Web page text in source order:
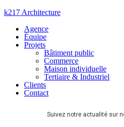
Aller
contenu
k217 Architecture
Agence
Équipe
Projets
Bâtiment public
Commerce
Maison individuelle
Tertiaire & Industriel
Clients
Contact
Suivez notre actualité sur